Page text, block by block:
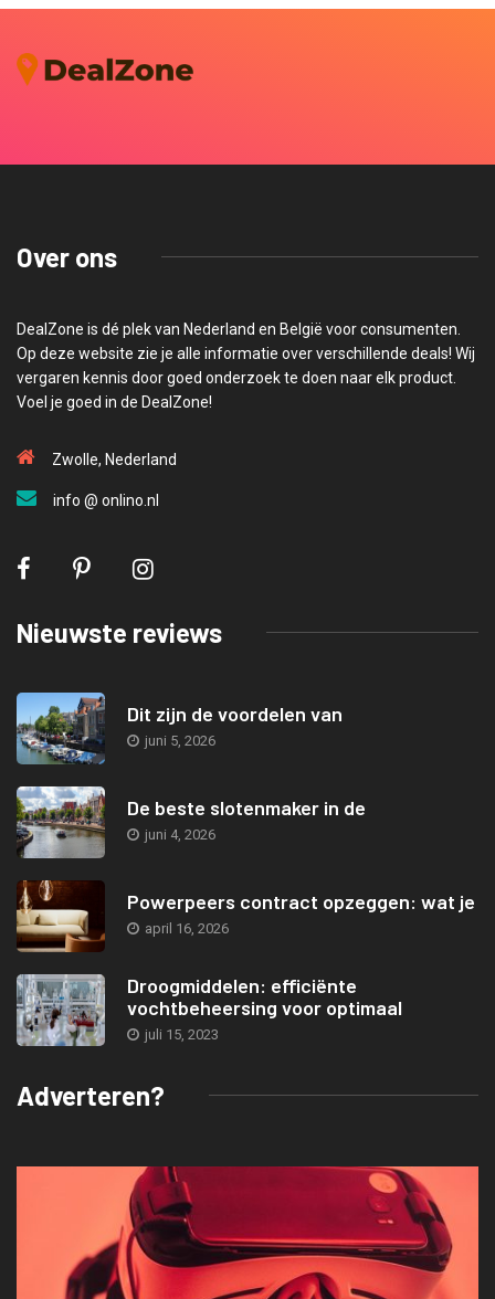
Over ons
DealZone is dé plek van Nederland en België voor consumenten.
Op deze website zie je alle informatie over verschillende deals! Wij
vergaren kennis door goed onderzoek te doen naar elk product.
Voel je goed in de DealZone!
Zwolle, Nederland
info @ onlino.nl
Nieuwste reviews
Dit zijn de voordelen van
juni 5, 2026
De beste slotenmaker in de
juni 4, 2026
Powerpeers contract opzeggen: wat je
april 16, 2026
Droogmiddelen: efficiënte
vochtbeheersing voor optimaal
juli 15, 2023
Adverteren?